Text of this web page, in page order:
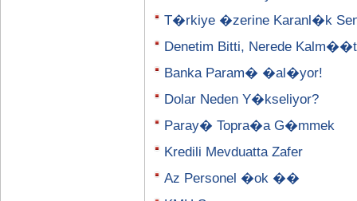
T�rkiye �zerine Karanl�k
Denetim Bitti, Nerede
Banka Param� �al�yor!
Dolar Neden Y�kseliyor?
Paray� Topra�a G�mmek
Kredili Mevduatta Zafer
Az Personel �ok ��